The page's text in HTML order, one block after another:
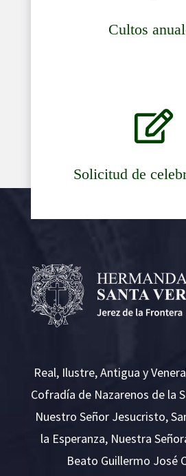
Cultos

Solicitud de
Real, Ilustre, Antigua y
Cofradía de Nazarenos de la
Nuestro Señor Jesucristo,
la Esperanza, Nuestra
Beato Guillermo José